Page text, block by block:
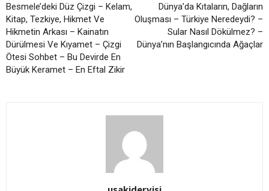
Besmele’deki Düz Çizgi – Kelam,
Kitap, Tezkiye, Hikmet Ve
Hikmetin Arkası – Kainatın
Dürülmesi Ve Kıyamet – Çizgi
Ötesi Sohbet – Bu Devirde En
Büyük Keramet – En Eftal Zikir
Dünya’da Kıtaların, Dağların
Oluşması – Türkiye Neredeydi? –
Sular Nasıl Dökülmez? –
Dünya’nın Başlangıcında Ağaçlar